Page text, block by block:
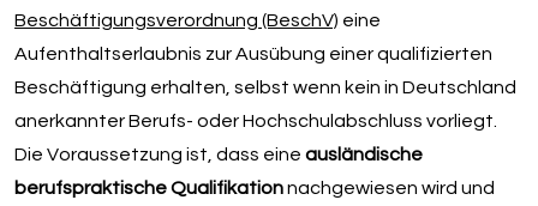
Beschäftigungsverordnung (BeschV) eine
Aufenthaltserlaubnis zur Ausübung einer qualifizierten
Beschäftigung erhalten, selbst wenn kein in Deutschland
anerkannter Berufs- oder Hochschulabschluss vorliegt.
Die Voraussetzung ist, dass eineausländische
berufspraktische Qualifikationnachgewiesen wird und